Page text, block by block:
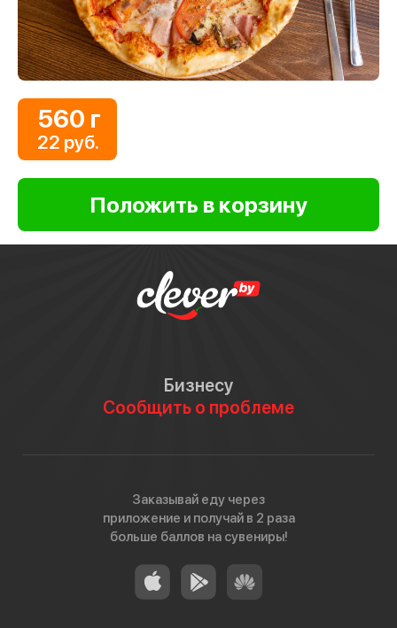
560 г
22 руб.
Бизнесу
Сообщить о проблеме
Заказывай еду через
приложение и получай в 2 раза
больше баллов на сувениры!